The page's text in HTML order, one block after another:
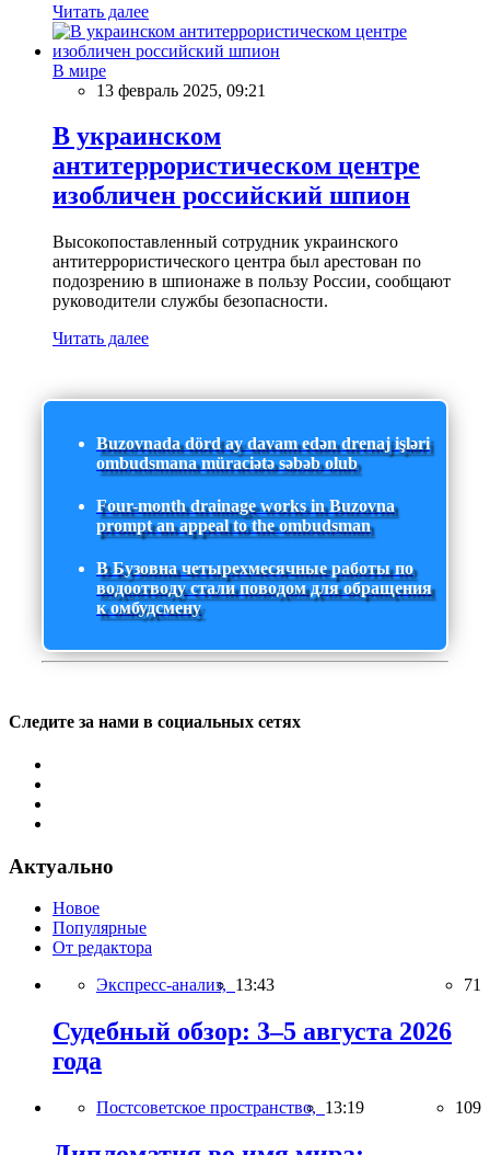
Читать далее
В мире
13 февраль 2025, 09:21
В украинском
антитеррористическом центре
изобличен российский шпион
Высокопоставленный сотрудник украинского
антитеррористического центра был арестован по
подозрению в шпионаже в пользу России, сообщают
руководители службы безопасности.
Читать далее
Buzovnada dörd ay davam edən drenaj işləri
ombudsmana müraciətə səbəb olub
Four-month drainage works in Buzovna
prompt an appeal to the ombudsman
В Бузовна четырехмесячные работы по
водоотводу стали поводом для обращения
к омбудсмену
Следите за нами в социальных сетях
Актуально
Новое
Популярные
От редактора
Экспресс-анализ, 13:43 71
Судебный обзор: 3–5 августа 2026
года
Постсоветское пространство, 13:19 109